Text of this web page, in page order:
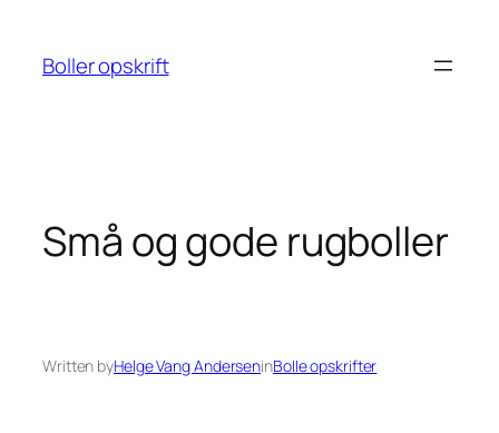
indhold
Boller opskrift
Små og gode rugboller
Written byHelge Vang AnderseninBolle opskrifter